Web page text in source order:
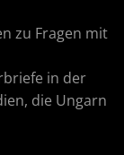
zu Fragen mit
in der
die Ungarn